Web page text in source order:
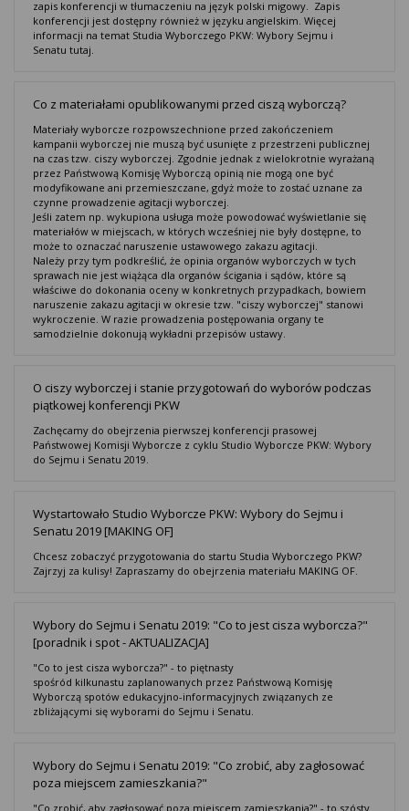
zapis konferencji w tłumaczeniu na język polski migowy. Zapis
konferencji jest dostępny również w języku angielskim. Więcej
informacji na temat Studia Wyborczego PKW: Wybory Sejmu i
Senatu tutaj.
Co z materiałami opublikowanymi przed ciszą wyborczą?
Materiały wyborcze rozpowszechnione przed zakończeniem
kampanii wyborczej nie muszą być usunięte z przestrzeni publicznej
na czas tzw. ciszy wyborczej. Zgodnie jednak z wielokrotnie wyrażaną
przez Państwową Komisję Wyborczą opinią nie mogą one być
modyfikowane ani przemieszczane, gdyż może to zostać uznane za
czynne prowadzenie agitacji wyborczej.
Jeśli zatem np. wykupiona usługa może powodować wyświetlanie się
materiałów w miejscach, w których wcześniej nie były dostępne, to
może to oznaczać naruszenie ustawowego zakazu agitacji.
Należy przy tym podkreślić, że opinia organów wyborczych w tych
sprawach nie jest wiążąca dla organów ścigania i sądów, które są
właściwe do dokonania oceny w konkretnych przypadkach, bowiem
naruszenie zakazu agitacji w okresie tzw. "ciszy wyborczej" stanowi
wykroczenie. W razie prowadzenia postępowania organy te
samodzielnie dokonują wykładni przepisów ustawy.
O ciszy wyborczej i stanie przygotowań do wyborów podczas
piątkowej konferencji PKW
Zachęcamy do obejrzenia pierwszej konferencji prasowej
Państwowej Komisji Wyborcze z cyklu Studio Wyborcze PKW: Wybory
do Sejmu i Senatu 2019.
Wystartowało Studio Wyborcze PKW: Wybory do Sejmu i
Senatu 2019 [MAKING OF]
Chcesz zobaczyć przygotowania do startu Studia Wyborczego PKW?
Zajrzyj za kulisy! Zapraszamy do obejrzenia materiału MAKING OF.
Wybory do Sejmu i Senatu 2019: "Co to jest cisza wyborcza?"
[poradnik i spot - AKTUALIZACJA]
"Co to jest cisza wyborcza?" - to piętnasty
spośród kilkunastu zaplanowanych przez Państwową Komisję
Wyborczą spotów edukacyjno-informacyjnych związanych ze
zbliżającymi się wyborami do Sejmu i Senatu.
Wybory do Sejmu i Senatu 2019: "Co zrobić, aby zagłosować
poza miejscem zamieszkania?"
"Co zrobić, aby zagłosować poza miejscem zamieszkania?" - to szósty